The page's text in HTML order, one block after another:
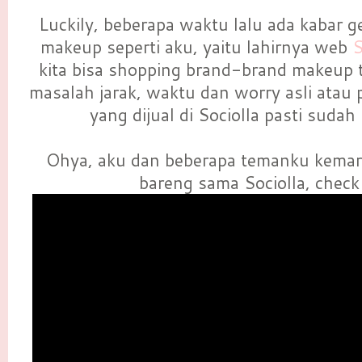
Luckily, beberapa waktu lalu ada kabar
makeup seperti aku, yaitu lahirnya web
kita bisa shopping brand-brand makeup
masalah jarak, waktu dan worry asli atau
yang dijual di Sociolla pasti
Ohya, aku dan beberapa temanku
bareng sama Sociolla,